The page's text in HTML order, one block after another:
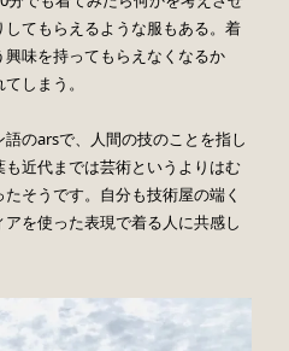
てもらえるような服もある。着
味を持ってもらえなくなるか
しまう。
のarsで、人間の技のことを指し
近代までは芸術というよりはむ
そうです。自分も技術屋の端く
を使った表現で着る人に共感し